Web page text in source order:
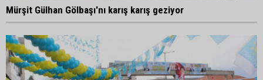
Mürşit Gülhan Gölbaşı'nı karış karış geziyor